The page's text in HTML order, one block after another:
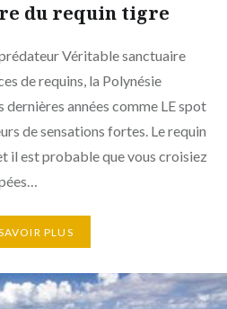
du requin tigre
Véritable sanctuaire
de requins, la Polynésie
dernières années comme LE spot
de sensations fortes. Le requin
il est probable que vous croisiez
PLUS